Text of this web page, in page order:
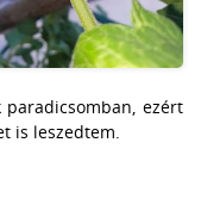
paradicsomban, ezért
is leszedtem.